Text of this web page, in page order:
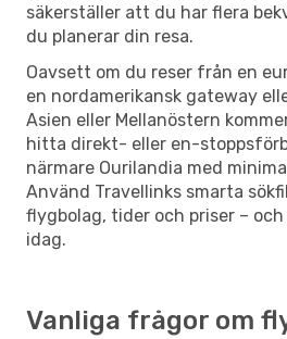
säkerställer att du har flera
du planerar din resa.
Oavsett om du reser från en
en nordamerikansk gateway
Asien eller Mellanöstern
hitta direkt- eller en-
närmare Ourilandia med
Använd Travellinks smarta
flygbolag, tider och priser –
idag.
Vanliga frågor om